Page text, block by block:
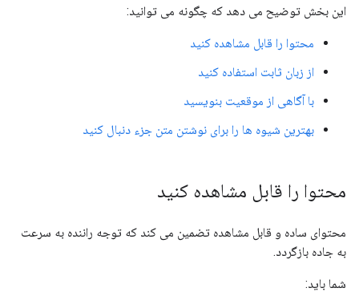
این بخش توضیح می دهد که چگونه می توانید:
محتوا را قابل مشاهده کنید
از زبان ثابت استفاده کنید
با آگاهی از موقعیت بنویسید
بهترین شیوه ها را برای نوشتن متن جزء دنبال کنید
محتوا را قابل مشاهده کنید
محتوای ساده و قابل مشاهده تضمین می کند که توجه راننده به سرعت
به جاده بازگردد.
شما باید: